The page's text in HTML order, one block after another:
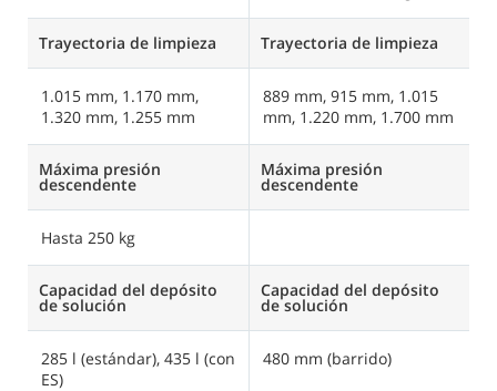
Trayectoria de limpieza
1.015 mm, 1.170 mm,
1.320 mm, 1.255 mm
Máxima presión
descendente
Hasta 250 kg
Capacidad del depósito
de solución
285 l (estándar), 435 l (con
ES)
Trayectoria de limpieza
889 mm, 915 mm, 1.015
mm, 1.220 mm, 1.700 mm
Máxima presión
descendente
Capacidad del depósito
de solución
480 mm (barrido)